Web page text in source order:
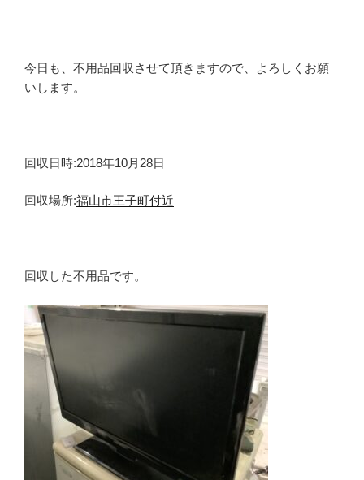
今日も、不用品回収させて頂きますので、よろしくお願
いします。
回収日時:2018年10月28日
回収場所:福山市王子町付近
回収した不用品です。